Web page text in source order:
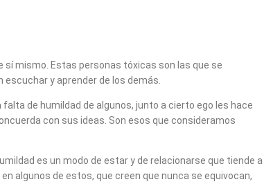
sí mismo. Estas personas tóxicas son las que se
y aprender de los demás.
de humildad de algunos, junto a cierto ego les hace
con sus ideas. Son esos que consideramos
es un modo de estar y de relacionarse que tiende a
algunos de estos, que creen que nunca se equivocan,